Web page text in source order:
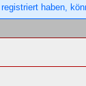
haben,